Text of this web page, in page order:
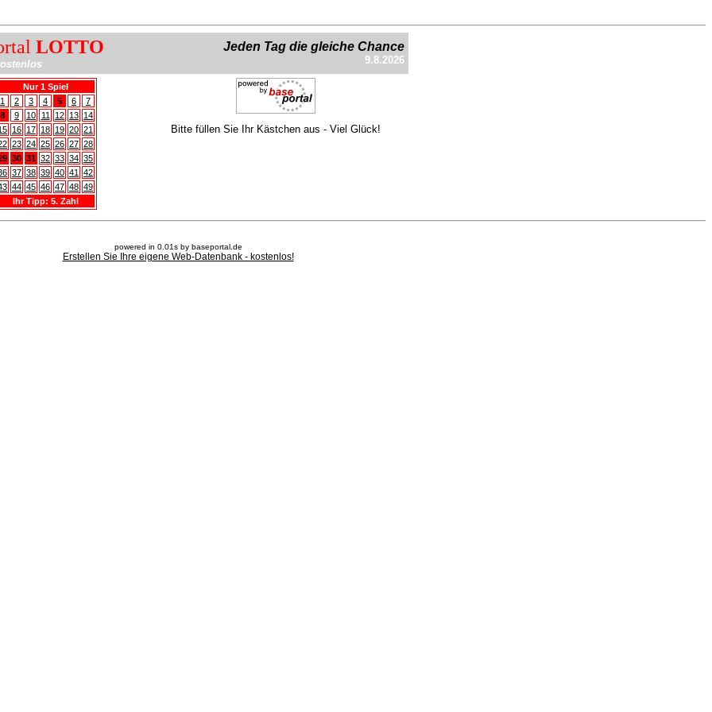
LOTTO Jeden Tag die gleiche Chance
9.8.2026
Nur 1 Spiel
1
2 3 4 5 6
7
8
9 10 11 12 13 14
16 17 18 19 20 21
23 24 25 26 27 28
30 31 32 33 34 35
37 38 39 40 41
42
44 45 46 47 48 49
Ihr Tipp: 5. Zahl
Bitte füllen Sie Ihr Kästchen aus - Viel Glück!
powered in 0.01s by baseportal.de
Erstellen Sie Ihre eigene Web-Datenbank - kostenlos!